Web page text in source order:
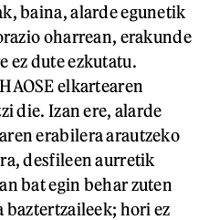
baina, alarde egunetik
oharrean, erakunde
ez dute ezkutatu.
elkartearen
die. Izan ere, alarde
erabilera arautzeko
desfileen aurretik
bat egin behar zuten
hori ez